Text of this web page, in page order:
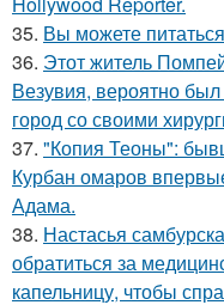
35. Вы можете
36. Этот житель
Везувия, вероятно
город со своими
37. "Копия Теоны":
Курбан омаров
Адама.
38. Настасья
обратиться за
капельницу, чтобы